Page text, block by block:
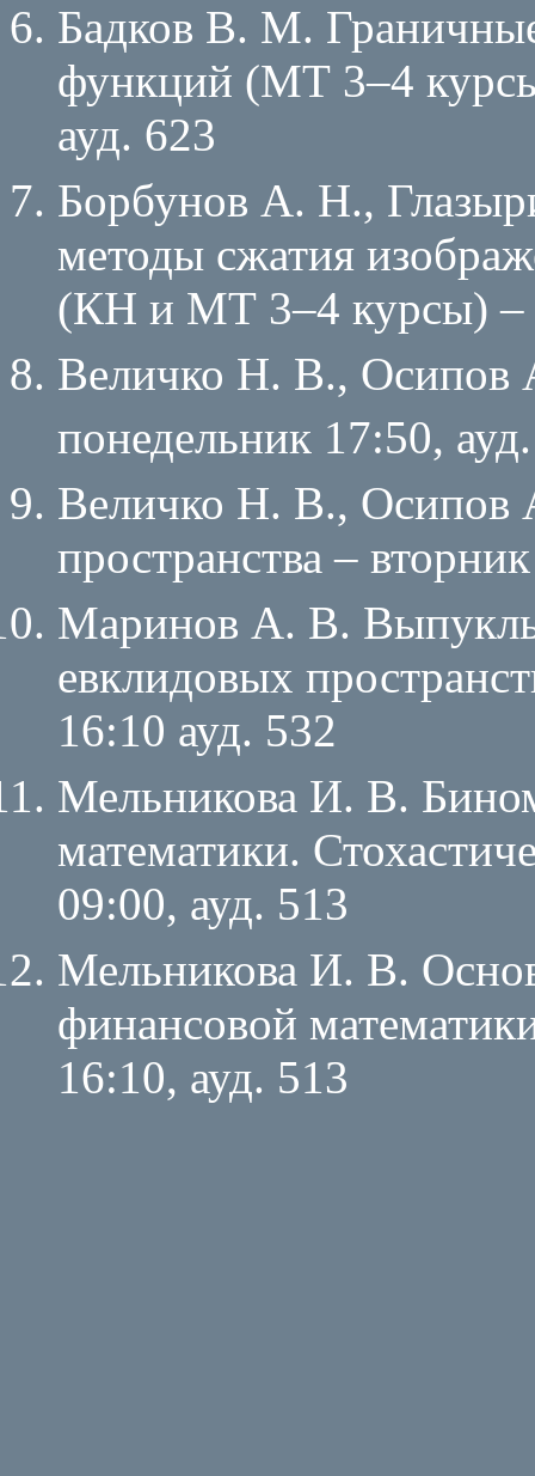
Бадков В. М.
функций (МТ 3–4
ауд. 623
Борбунов А. Н.,
методы cжатия
(КН и МТ 3–4 курсы) –
Величко Н. В., Осипов
понедельник 17:50,
Величко Н. В., Осипов
пространства –
Маринов А. В.
евклидовых
16:10 ауд. 532
Мельникова И. В.
математики.
09:00, ауд. 513
Мельникова И. В.
финансовой
16:10, ауд. 513